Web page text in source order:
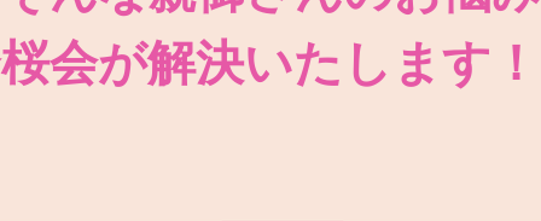
会が解決いたします！